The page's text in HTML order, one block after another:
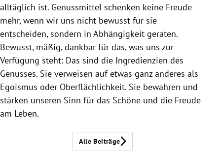
alltäglich ist. Genussmittel schenken keine Freude
mehr, wenn wir uns nicht bewusst für sie
entscheiden, sondern in Abhängigkeit geraten.
Bewusst, mäßig, dankbar für das, was uns zur
Verfügung steht: Das sind die Ingredienzien des
Genusses. Sie verweisen auf etwas ganz anderes als
Egoismus oder Oberflächlichkeit. Sie bewahren und
stärken unseren Sinn für das Schöne und die Freude
am Leben.
Alle Beiträge